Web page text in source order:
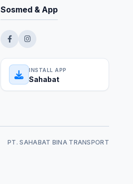
Sosmed & App
INSTALL APP
Sahabat
PT. SAHABAT BINA TRANSPORT